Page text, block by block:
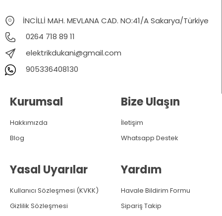
İNCİLLİ MAH. MEVLANA CAD. NO:41/A Sakarya/Türkiye
0264 718 89 11
elektrikdukani@gmail.com
905336408130
Kurumsal
Hakkımızda
Blog
Yasal Uyarılar
Kullanıcı Sözleşmesi (KVKK)
Gizlilik Sözleşmesi
Bize Ulaşın
İletişim
Whatsapp Destek
Yardım
Havale Bildirim Formu
Sipariş Takip